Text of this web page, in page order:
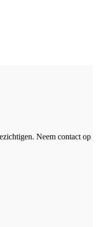
Neem contact op